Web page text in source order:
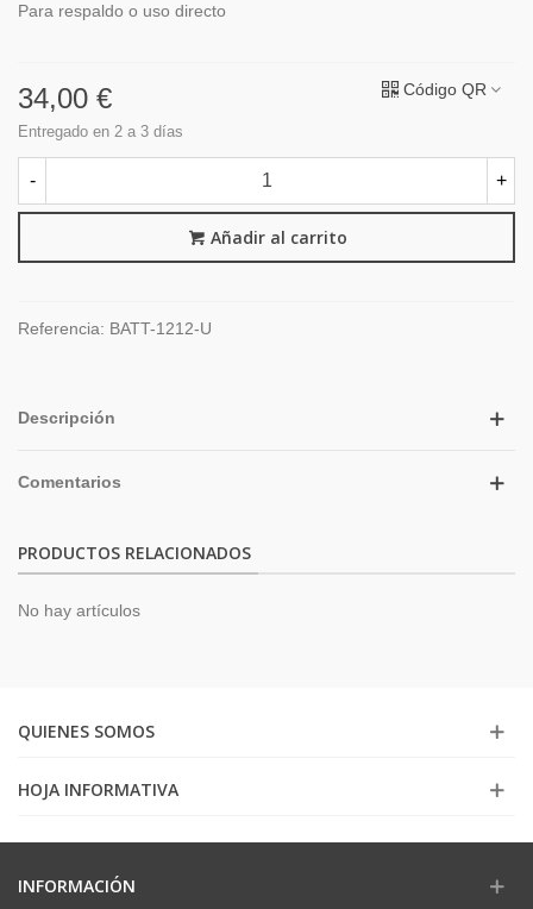
Para respaldo o uso directo
34,00 €
Entregado en 2 a 3 días
Código QR
- +
Añadir al carrito
Referencia: BATT-1212-U
Descripción
Comentarios
PRODUCTOS RELACIONADOS
No hay artículos
QUIENES SOMOS
HOJA INFORMATIVA
INFORMACIÓN